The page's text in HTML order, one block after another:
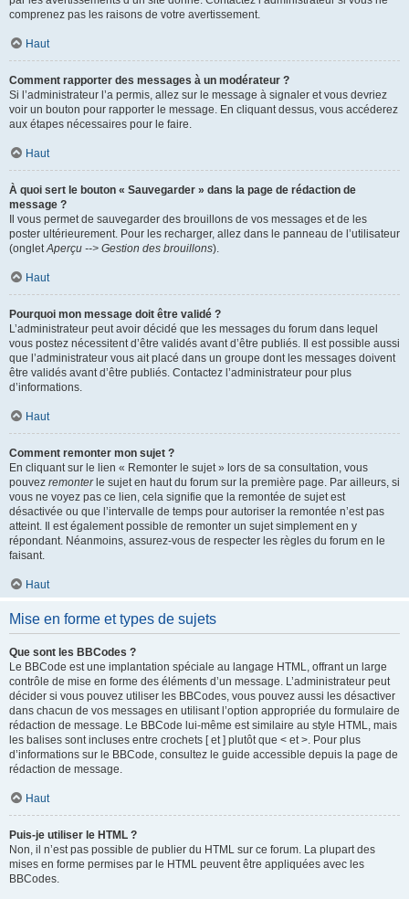
comprenez pas les raisons de votre avertissement.
Haut
Comment rapporter des messages à un modérateur ?
Si l’administrateur l’a permis, allez sur le message à signaler et vous devriez
voir un bouton pour rapporter le message. En cliquant dessus, vous accéderez
aux étapes nécessaires pour le faire.
Haut
À quoi sert le bouton « Sauvegarder » dans la page de rédaction de
message ?
Il vous permet de sauvegarder des brouillons de vos messages et de les
poster ultérieurement. Pour les recharger, allez dans le panneau de l’utilisateur
(ongletAperçu --> Gestion des brouillons).
Haut
Pourquoi mon message doit être validé ?
L’administrateur peut avoir décidé que les messages du forum dans lequel
vous postez nécessitent d’être validés avant d’être publiés. Il est possible aussi
que l’administrateur vous ait placé dans un groupe dont les messages doivent
être validés avant d’être publiés. Contactez l’administrateur pour plus
d’informations.
Haut
Comment remonter mon sujet ?
En cliquant sur le lien « Remonter le sujet » lors de sa consultation, vous
pouvez remonterle sujet en haut du forum sur la première page. Par ailleurs, si
vous ne voyez pas ce lien, cela signifie que la remontée de sujet est
désactivée ou que l’intervalle de temps pour autoriser la remontée n’est pas
atteint. Il est également possible de remonter un sujet simplement en y
répondant. Néanmoins, assurez-vous de respecter les règles du forum en le
faisant.
Haut
Mise en forme et types de sujets
Que sont les BBCodes ?
Le BBCode est une implantation spéciale au langage HTML, offrant un large
contrôle de mise en forme des éléments d’un message. L’administrateur peut
décider si vous pouvez utiliser les BBCodes, vous pouvez aussi les désactiver
dans chacun de vos messages en utilisant l’option appropriée du formulaire de
rédaction de message. Le BBCode lui-même est similaire au style HTML, mais
les balises sont incluses entre crochets [ et ] plutôt que < et >. Pour plus
d’informations sur le BBCode, consultez le guide accessible depuis la page de
rédaction de message.
Haut
Puis-je utiliser le HTML ?
Non, il n’est pas possible de publier du HTML sur ce forum. La plupart des
mises en forme permises par le HTML peuvent être appliquées avec les
BBCodes.